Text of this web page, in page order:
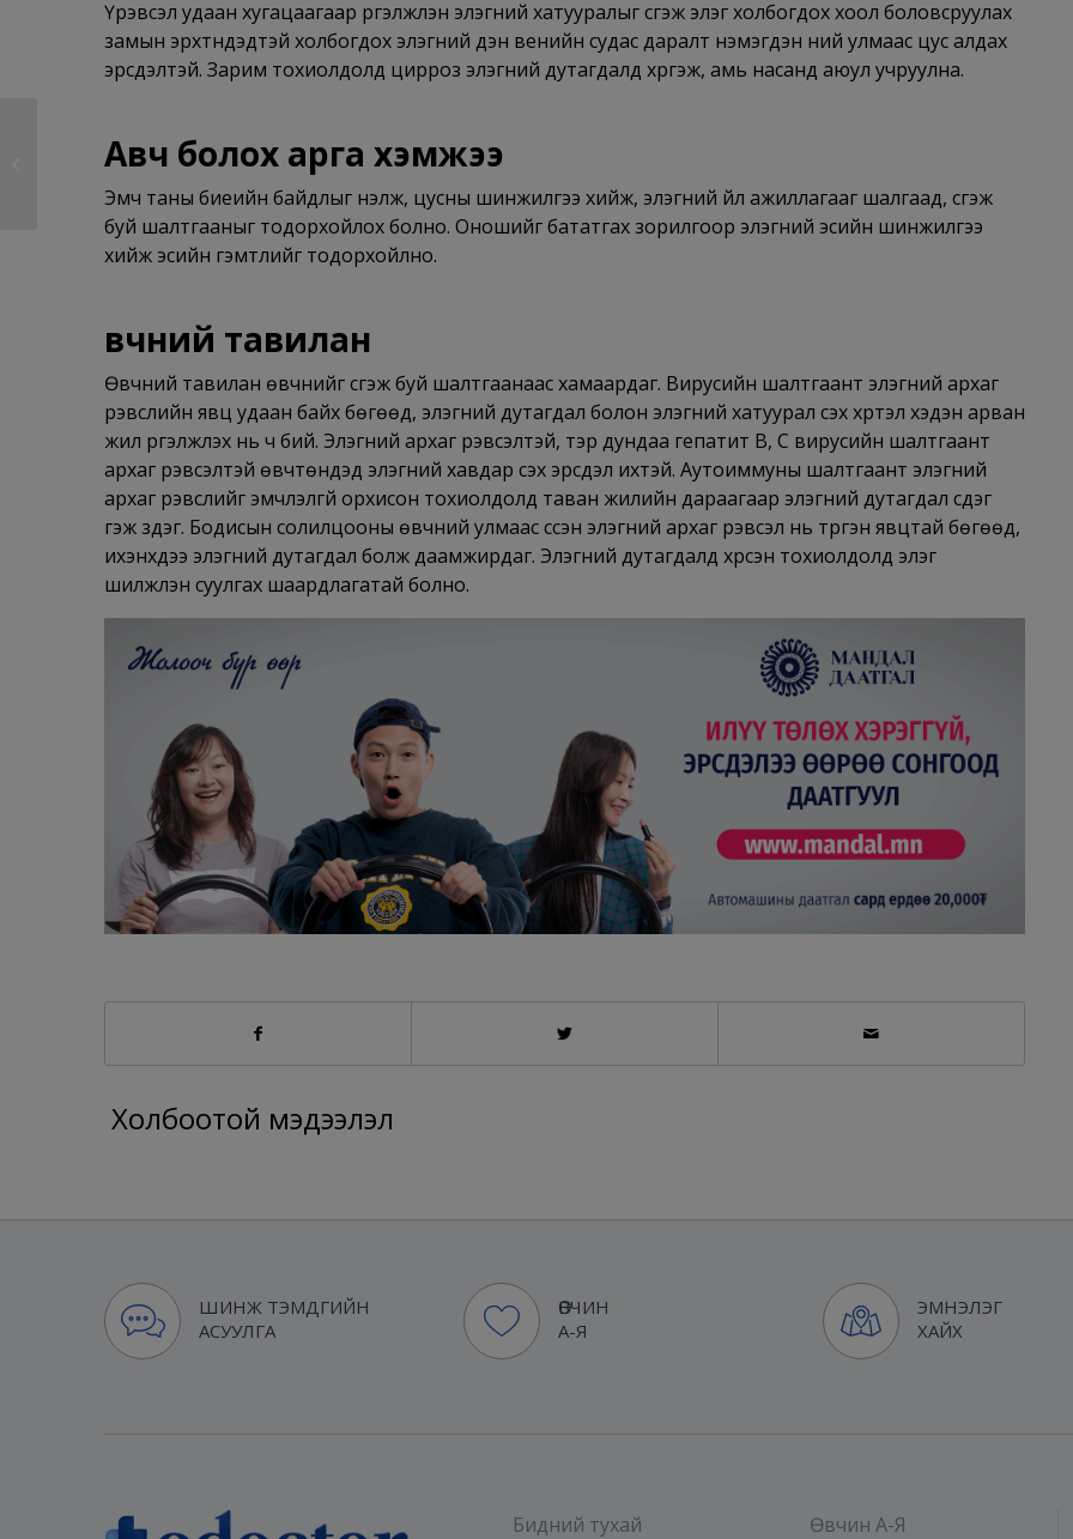
Үрэвсэл удаан хугацаагаар үргэлжлэн элэгний хатууралыг үүсгэж элэг холбогдох хоол боловсруулах
замын эрхтнүүдэдтэй холбогдох элэгний үүдэн венийн судас даралт нэмэгдэн үүний улмаас цус алдах
эрсдэлтэй. Зарим тохиолдолд цирроз элэгний дутагдалд хүргэж, амь насанд аюул учруулна.
Авч болох арга хэмжээ
Эмч таны биеийн байдлыг үнэлж, цусны шинжилгээ хийж, элэгний үйл ажиллагааг шалгаад, үүсгэж
буй шалтгааныг тодорхойлох болно. Оношийг бататгах зорилгоор элэгний эсийн шинжилгээ
хийж эсийн гэмтлийг тодорхойлно.
Өвчний тавилан
Өвчний тавилан өвчнийг үүсгэж буй шалтгаанаас хамаардаг. Вирусийн шалтгаант элэгний архаг
үрэвслийн явц удаан байх бөгөөд, элэгний дутагдал болон элэгний хатуурал үүсэх хүртэл хэдэн арван
жил үргэлжлэх нь ч бий. Элэгний архаг үрэвсэлтэй, тэр дундаа гепатит В, С вирусийн шалтгаант
архаг үрэвсэлтэй өвчтөнүүдэд элэгний хавдар үүсэх эрсдэл ихтэй. Аутоиммуны шалтгаант элэгний
архаг үрэвслийг эмчлэлгүй орхисон тохиолдолд таван жилийн дараагаар элэгний дутагдал үүсдэг
гэж үздэг. Бодисын солилцооны өвчний улмаас үүссэн элэгний архаг үрэвсэл нь түргэн явцтай бөгөөд,
ихэнхдээ элэгний дутагдал болж даамжирдаг. Элэгний дутагдалд хүрсэн тохиолдолд элэг
шилжүүлэн суулгах шаардлагатай болно.
Холбоотой мэдээлэл
ШИНЖ ТЭМДГИЙН
АСУУЛГА
ӨВЧИН
А-Я
ЭМНЭЛЭГ
ХАЙХ
Бидний тухай Өвчин А-Я
Амны хавдар